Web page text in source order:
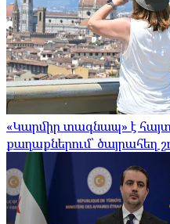
«Կարմիր տագնապ» է
քաղաքներում՝ ծայրահեղ